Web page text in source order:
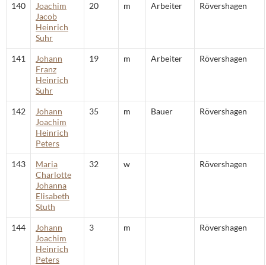
140
Joachim
Jacob
Heinrich
Suhr
20 m Arbeiter Rövershagen
141
Johann
Franz
Heinrich
Suhr
19 m Arbeiter Rövershagen
142
Johann
Joachim
Heinrich
Peters
35 m Bauer Rövershagen
143
Maria
Charlotte
Johanna
Elisabeth
Stuth
32 w Rövershagen
144
Johann
Joachim
Heinrich
Peters
3 m Rövershagen